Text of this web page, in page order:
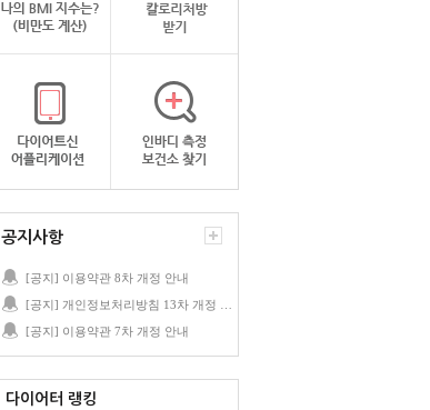
공지사항
[공지] 이용약관 8차 개정 안내
[공지] 이용약관 7차 개정 안내
다이어터 랭킹